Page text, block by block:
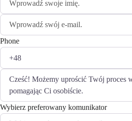
Phone
Wybierz preferowany komunikator